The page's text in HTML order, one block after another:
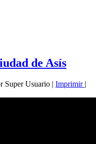
de Asís
Super Usuario | Imprimir |